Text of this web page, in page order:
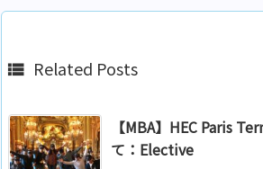
 Related Posts
【MBA】HEC Paris
て：Elective